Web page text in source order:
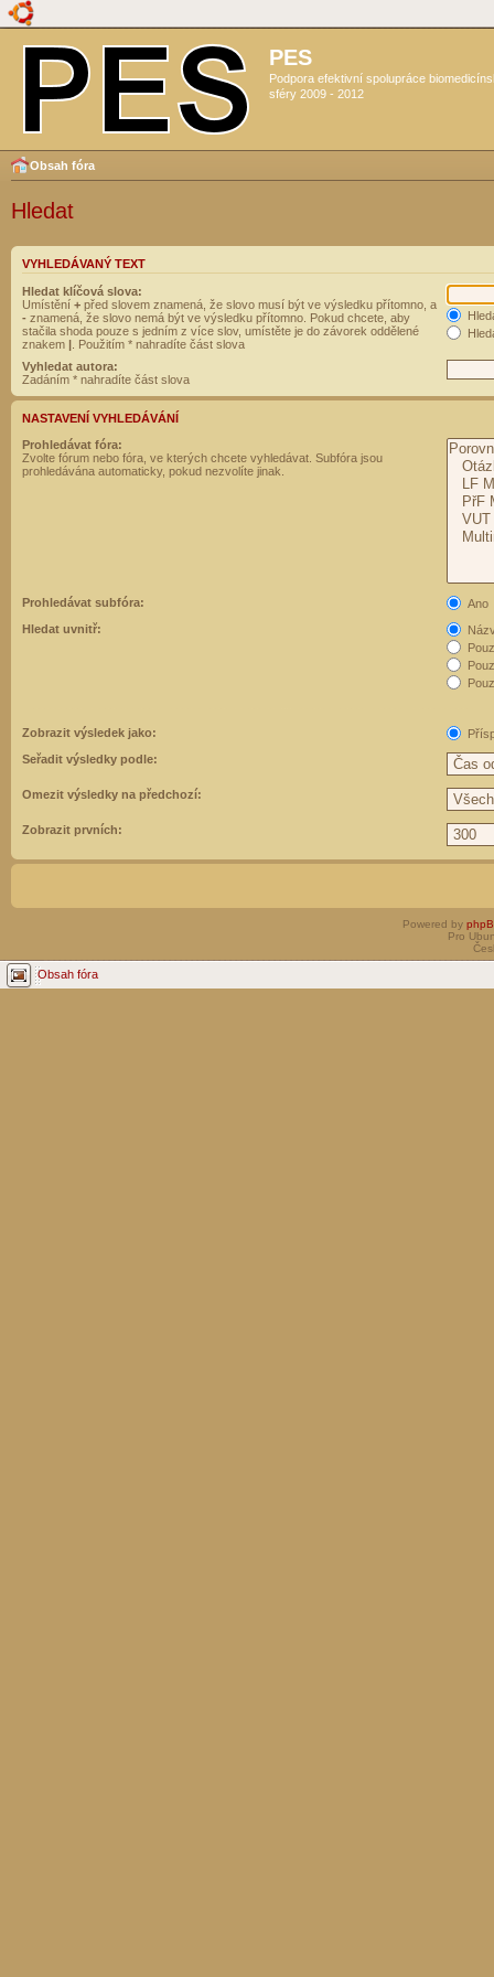
PES
Podpora efektivní spolupráce
sféry 2009 - 2012
Obsah fóra
Hledat
VYHLEDÁVANÝ TEXT
Hledat klíčová slova:
Umístění + před slovem znamená, že slovo musí být ve výsledku přítomno, a
- znamená, že slovo nemá být ve výsledku přítomno. Pokud chcete, aby
stačila shoda pouze s jedním z více slov, umístěte je do závorek oddělené
znakem | . Použitím * nahradíte část slova
Vyhledat autora:
Zadáním * nahradíte část slova
NASTAVENÍ VYHLEDÁVÁNÍ
Prohledávat fóra:
Zvolte fórum nebo fóra, ve kterých chcete vyhledávat. Subfóra jsou
prohledávána automaticky, pokud nezvolíte jinak.
Prohledávat subfóra:
Ano
Hledat uvnitř:
Zobrazit výsledek jako:
Seřadit výsledky podle:
Omezit výsledky na předchozí:
Zobrazit prvních:
Powered by
Pro
Obsah fóra